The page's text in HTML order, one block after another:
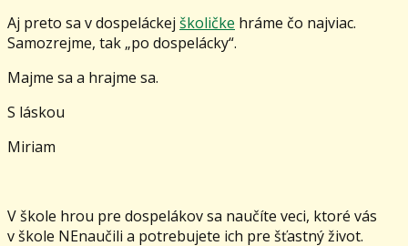
Aj preto sa v dospeláckej školičke hráme čo najviac.
Samozrejme, tak „po dospelácky“.
Majme sa a hrajme sa.
S láskou
Miriam
V škole hrou pre dospelákov sa naučíte veci, ktoré vás
v škole NEnaučili a potrebujete ich pre šťastný život.